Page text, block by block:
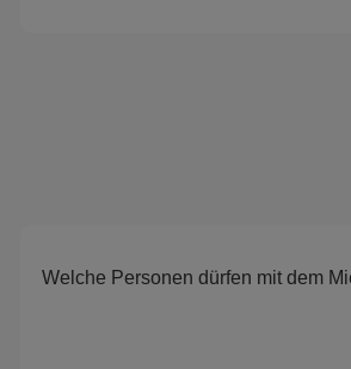
Welche Personen dürfen mit dem